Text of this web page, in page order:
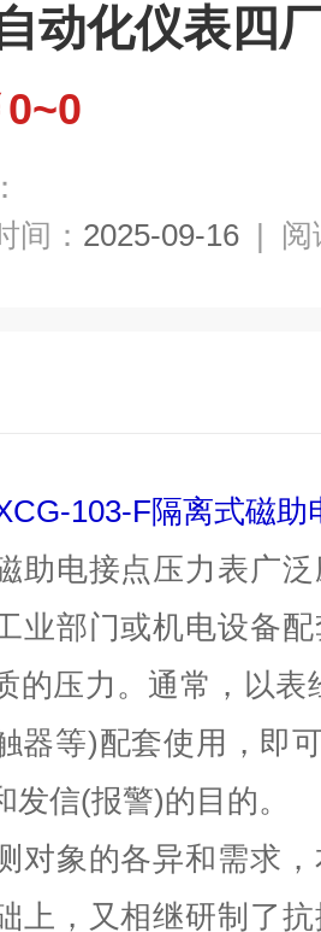
动化仪表四
0~0
间： 2025-09-16 | 阅
103-F隔离式磁助
助电接点压力表广
业部门或机电设备
的压力。通常，以
器等)配套使用，即
发信(报警)的目的。
对象的各异和需求
上，又相继研制了